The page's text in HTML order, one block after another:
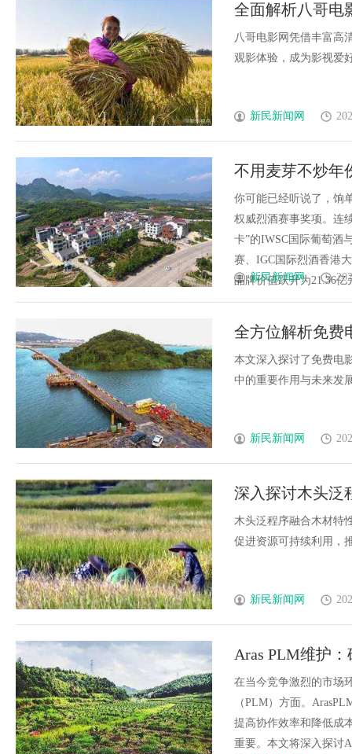
全面解析八哥电
合
八哥电影网凭借丰富高
观影体验，成为影视爱
新民新闻网
不用麦芽不炒年
对了什么？
你可能已经听说了，饷
权威烈酒赛事奖项。连
卡”的IWSC国际葡萄酒
赛、IGC国际烈酒香港
品牌价值跃升为21.36
新民新闻网
全方位解析免费
本文深入探讨了免费电
中的重要作用与未来发
新民新闻网
深入探讨木头泛
木头泛程序融合木材特
促进资源可持续利用，
新民新闻网
Aras PLM维护
在当今竞争激烈的市场
（PLM）方面。
提高协作效率和降低成
重要。本文将深入探讨